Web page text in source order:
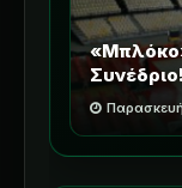
Συνέδριο!